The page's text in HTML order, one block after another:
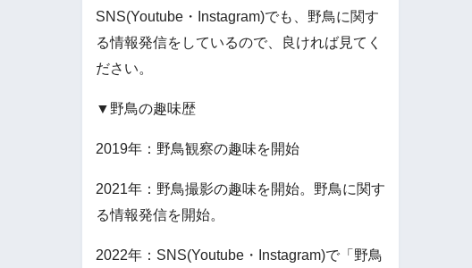
SNS(Youtube・Instagram)でも、野鳥に関す
る情報発信をしているので、良ければ見てく
ださい。
▼野鳥の趣味歴
2019年：野鳥観察の趣味を開始
2021年：野鳥撮影の趣味を開始。野鳥に関す
る情報発信を開始。
2022年：SNS(Youtube・Instagram)で「野鳥